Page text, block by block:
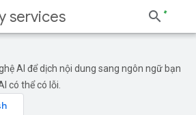
services
AI để dịch nội dung sang ngôn ngữ bạn
có thể có lỗi.